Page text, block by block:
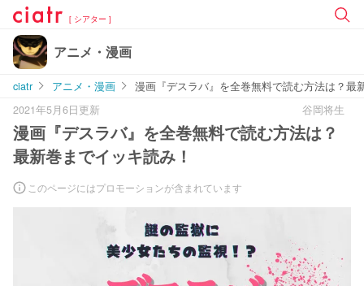
[ シアター ]
アニメ・漫画
ciatr アニメ・漫画
漫画『デスラバ』を全巻無料で読む方法は？最
2021年5月6日更新
谷岡将生
漫画『デスラバ』を全巻無料で読む方法は？
最新巻までイッキ読み！
このページにはプロモーションが含まれています